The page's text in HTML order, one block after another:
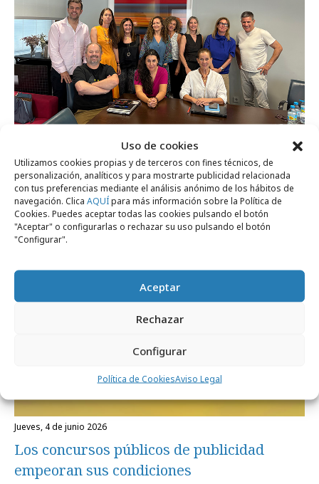
Uso de cookies
Utilizamos cookies propias y de terceros con fines técnicos, de
personalización, analíticos y para mostrarte publicidad relacionada
con tus preferencias mediante el análisis anónimo de los hábitos de
navegación. Clica AQUÍpara más información sobre la Política de
Cookies. Puedes aceptar todas las cookies pulsando el botón
"Aceptar" o configurarlas o rechazar su uso pulsando el botón
"Configurar".
Aceptar
Rechazar
Configurar
Política de CookiesAviso Legal
miércoles, 17 de junio 2026
Campañas Finalistas IV Edición Premios
OOHLovers
Formación y estudios
jueves, 4 de junio 2026
Los concursos públicos de publicidad
empeoran sus condiciones